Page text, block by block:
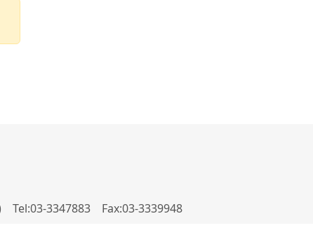
Tel:03-3347883 Fax:03-3339948